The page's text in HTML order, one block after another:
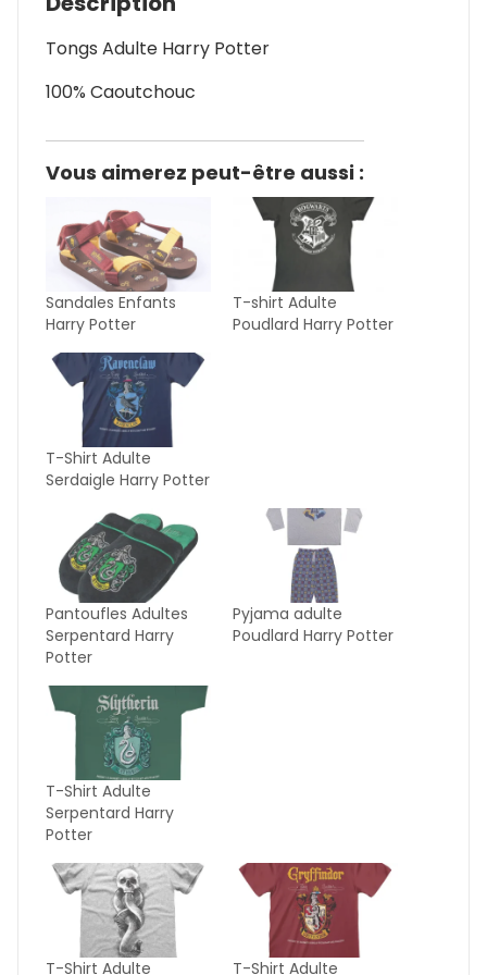
Tongs Adulte Harry Potter
100% Caoutchouc
Vous aimerez peut-être aussi :
Sandales Enfants
Harry Potter
T-shirt Adulte
Poudlard Harry Potter
T-Shirt Adulte
Serdaigle Harry Potter
Pantoufles Adultes
Serpentard Harry
Potter
Pyjama adulte
Poudlard Harry Potter
T-Shirt Adulte
Serpentard Harry
Potter
T-Shirt Adulte T-Shirt Adulte